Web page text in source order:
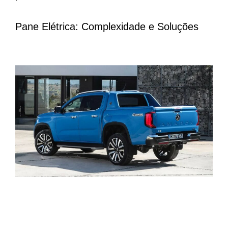
Pane Elétrica: Complexidade e Soluções